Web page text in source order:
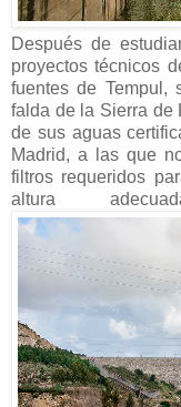
Después de
proyectos técnicos
fuentes de
falda de la Sierra de
de sus aguas
Madrid, a las que
filtros requeridos
altura